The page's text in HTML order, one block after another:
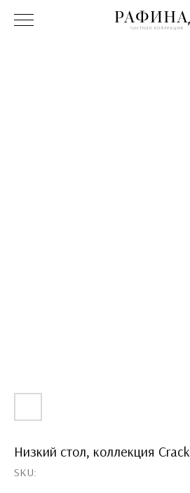
Низкий стол, коллекция Crack
SKU: